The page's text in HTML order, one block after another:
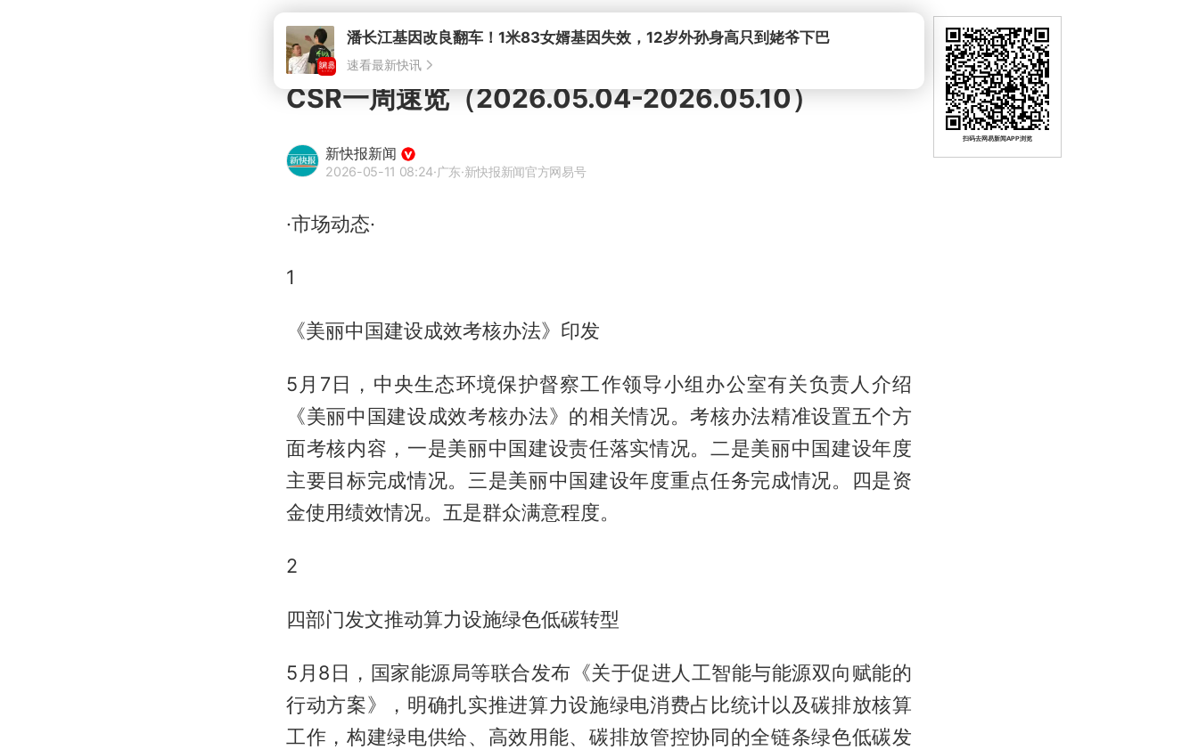
潘长江基因改良翻车！1米83女婿基因失效，12岁外孙身高只到姥爷下巴
速看最新快讯
CSR一周速览（2026.05.04-2026.05.10）
新快报新闻
2026-05-11 08:24·广东·新快报新闻官方网易号
·市场动态·
1
《美丽中国建设成效考核办法》印发
5月7日，中央生态环境保护督察工作领导小组办公室有关负责人介绍
《美丽中国建设成效考核办法》的相关情况。考核办法精准设置五个方
面考核内容，一是美丽中国建设责任落实情况。二是美丽中国建设年度
主要目标完成情况。三是美丽中国建设年度重点任务完成情况。四是资
金使用绩效情况。五是群众满意程度。
2
四部门发文推动算力设施绿色低碳转型
5月8日，国家能源局等联合发布《关于促进人工智能与能源双向赋能的
行动方案》，明确扎实推进算力设施绿电消费占比统计以及碳排放核算
工作，构建绿电供给、高效用能、碳排放管控协同的全链条绿色低碳发
扫码去网易新闻APP浏览